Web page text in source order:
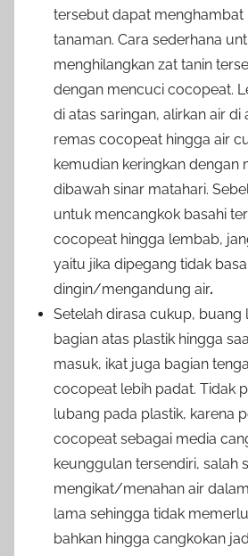
tersebut dapat
tanaman. Cara sederhana
menghilangkan zat tanin
dengan mencuci cocopeat.
di atas saringan, alirkan air di
remas cocopeat hingga air
kemudian keringkan dengan
dibawah sinar matahari.
untuk mencangkok basahi
cocopeat hingga lembab,
yaitu jika dipegang tidak
dingin/mengandung air.
Setelah dirasa cukup, buang
bagian atas plastik hingga
masuk, ikat juga bagian
cocopeat lebih padat. Tidak
lubang pada plastik, karena
cocopeat sebagai media
keunggulan tersendiri, salah
mengikat/menahan air
lama sehingga tidak
bahkan hingga cangkokan